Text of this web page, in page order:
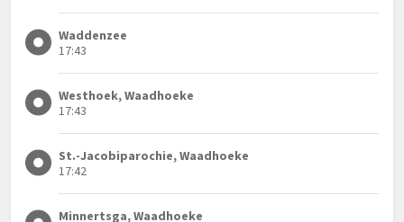
Waddenzee
17:43
Westhoek, Waadhoeke
17:43
St.-Jacobiparochie, Waadhoeke
17:42
Minnertsga, Waadhoeke